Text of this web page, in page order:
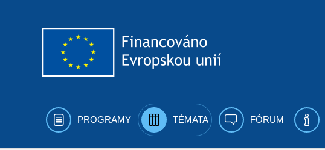
PROGRAMY TÉMATA FÓRUM